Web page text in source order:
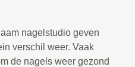
nagelstudio geven
verschil weer. Vaak
de nagels weer gezond